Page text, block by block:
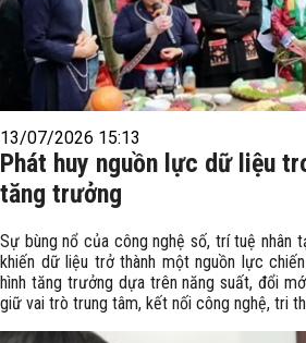
13/07/2026 15:13
Phát huy nguồn lực dữ liệu
tăng trưởng
Sự bùng nổ của công nghệ số, trí tuệ nhân
khiến dữ liệu trở thành một nguồn lực
hình tăng trưởng dựa trên năng suất, đổi
giữ vai trò trung tâm, kết nối công nghệ, tri